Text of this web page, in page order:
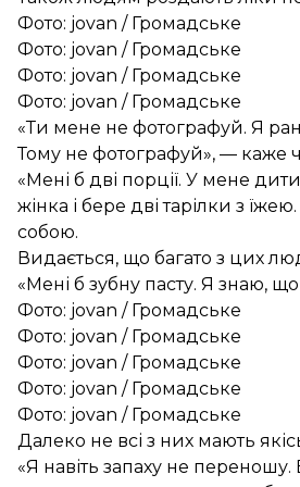
Фото: jovan / Громадське
Фото: jovan / Громадське
Фото: jovan / Громадське
Фото: jovan / Громадське
«Ти мене не фотографуй. Я
Тому не фотографуй», — каже
«Мені б дві порції. У мене
жінка і бере дві тарілки з
собою.
Видається, що багато з цих
«Мені б зубну пасту. Я знаю,
Фото: jovan / Громадське
Фото: jovan / Громадське
Фото: jovan / Громадське
Фото: jovan / Громадське
Фото: jovan / Громадське
Далеко не всі з них мають
«Я навіть запаху не